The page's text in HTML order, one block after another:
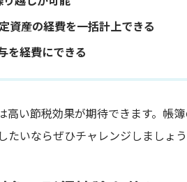
資産の経費を一括計上できる
を経費にできる
高い節税効果が期待できます。帳
たいならぜひチャレンジしましょ